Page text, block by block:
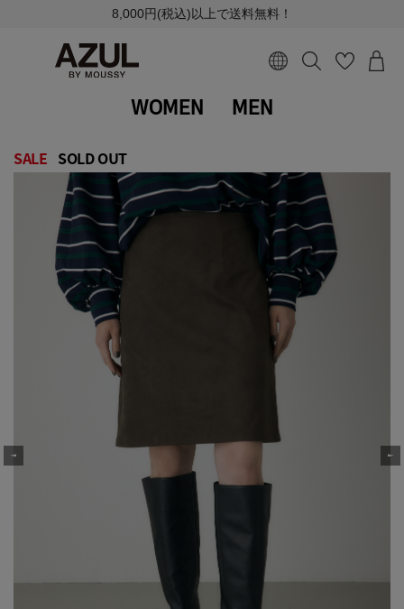
8,000円(税込)以上で送料無料！
WOMEN MEN
SALE SOLD OUT